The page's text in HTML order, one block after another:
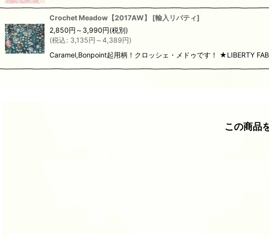
Crochet Meadow【2017AW】 [輸入リバティ]
2,850円 ～3,990円(税別)
(税込: 3,135円 ～4,389円)
Caramel,Bonpoint起用柄！クロッシェ・メドゥです！ ★LIBERTY
この商品